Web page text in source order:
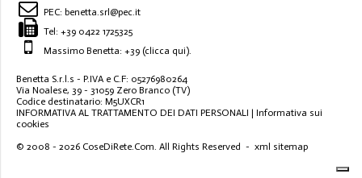
PEC: benetta.srl@pec.it
Tel: +39 0422 1725325
Massimo Benetta: +39 (clicca qui).
Benetta S.r.l.s - P.IVA e C.F: 05276980264
Via Noalese, 39 - 31059 Zero Branco (TV)
Codice destinatario: M5UXCR1
INFORMATIVA AL TRATTAMENTO DEI DATI PERSONALI | Informativa sui
cookies
© 2008 - 2026 CoseDiRete.Com. All Rights Reserved - xml sitemap